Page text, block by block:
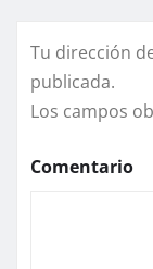
Tu dirección
publicada.
Los campos
Comentario